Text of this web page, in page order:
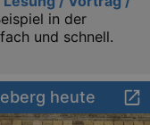
in der
und schnell.
heute